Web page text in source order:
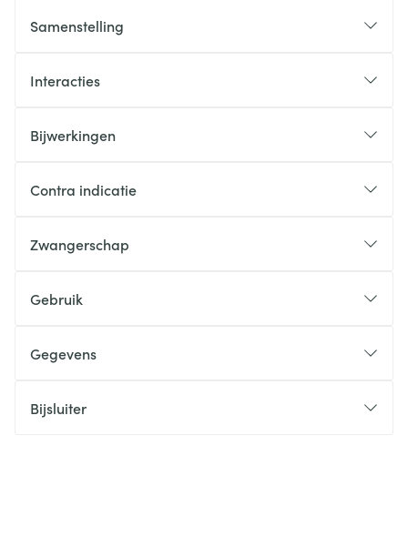
Samenstelling
Interacties
Bijwerkingen
Contra indicatie
Zwangerschap
Gebruik
Gegevens
Bijsluiter